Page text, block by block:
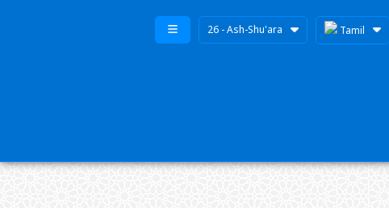
26 - Ash-Shu'ara Tamil